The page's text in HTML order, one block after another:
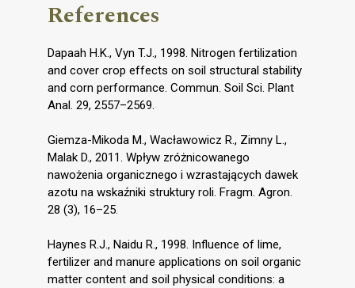
References
Dapaah H.K., Vyn T.J., 1998. Nitrogen fertilization
and cover crop effects on soil structural stability
and corn performance. Commun. Soil Sci. Plant
Anal. 29, 2557–2569.
Giemza-Mikoda M., Wacławowicz R., Zimny L.,
Malak D., 2011. Wpływ zróżnicowanego
nawożenia organicznego i wzrastających dawek
azotu na wskaźniki struktury roli. Fragm. Agron.
28 (3), 16–25.
Haynes R.J., Naidu R., 1998. Influence of lime,
fertilizer and manure applications on soil organic
matter content and soil physical conditions: a